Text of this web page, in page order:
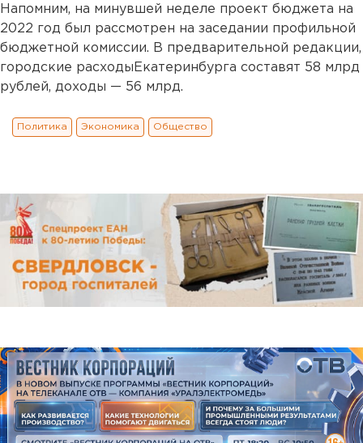
Напомним, на минувшей неделе проект бюджета на
2022 год был рассмотрен на заседании профильной
бюджетной комиссии. В предварительной редакции,
городские расходыЕкатеринбурга составят 58 млрд
рублей, доходы — 56 млрд.
Политика Экономика Общество